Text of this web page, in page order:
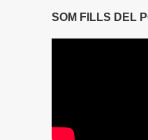
SOM FILLS DEL